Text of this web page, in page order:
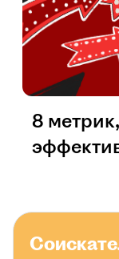
8